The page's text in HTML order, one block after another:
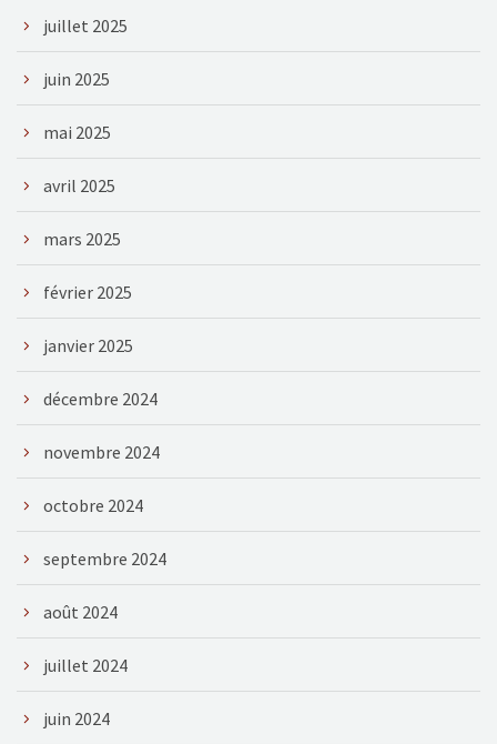
juillet 2025
juin 2025
mai 2025
avril 2025
mars 2025
février 2025
janvier 2025
décembre 2024
novembre 2024
octobre 2024
septembre 2024
août 2024
juillet 2024
juin 2024